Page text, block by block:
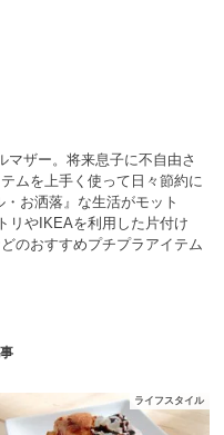
マザー。将来息子に不自由さ
ムを上手く使って日々節約に
お洒落』な生活がモット
リやIKEAを利用した片付け
のおすすめプチプラアイテム
ライフスタイル